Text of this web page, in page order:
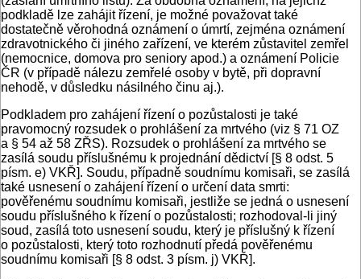
podkladě lze zahájit řízení, je možné považovat také
dostatečně věrohodná oznámení o úmrtí, zejména oznámení
zdravotnického či jiného zařízení, ve kterém zůstavitel zemřel
(nemocnice, domova pro seniory apod.) a oznámení Policie
ČR (v případě nálezu zemřelé osoby v bytě, při dopravní
nehodě, v důsledku násilného činu aj.).
Podkladem pro zahájení řízení o pozůstalosti je také
pravomocný rozsudek o prohlášení za mrtvého (viz § 71 OZ
a § 54 až 58 ZŘS). Rozsudek o prohlášení za mrtvého se
zasílá soudu příslušnému k projednání dědictví [§ 8 odst. 5
písm. e) VKŘ]. Soudu, případně soudnímu komisaři, se zasílá
také usnesení o zahájení řízení o určení data smrti:
pověřenému soudnímu komisaři, jestliže se jedná o usnesení
soudu příslušného k řízení o pozůstalosti; rozhodoval-li jiný
soud, zasílá toto usnesení soudu, který je příslušný k řízení
o pozůstalosti, který toto rozhodnutí předá pověřenému
soudnímu komisaři [§ 8 odst. 3 písm. j) VKŘ].